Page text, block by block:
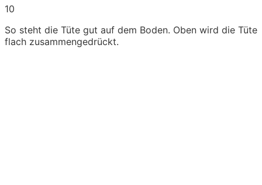
10
So steht die Tüte gut auf dem Boden. Oben wird die Tüte
flach zusammengedrückt.